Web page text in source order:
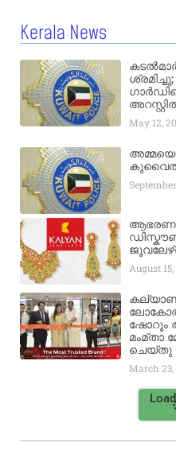
Kerala News
May 12,
ആഭരണ
August
ഷോറൂം
മംമ്താ
ചെയ്‌തു
March